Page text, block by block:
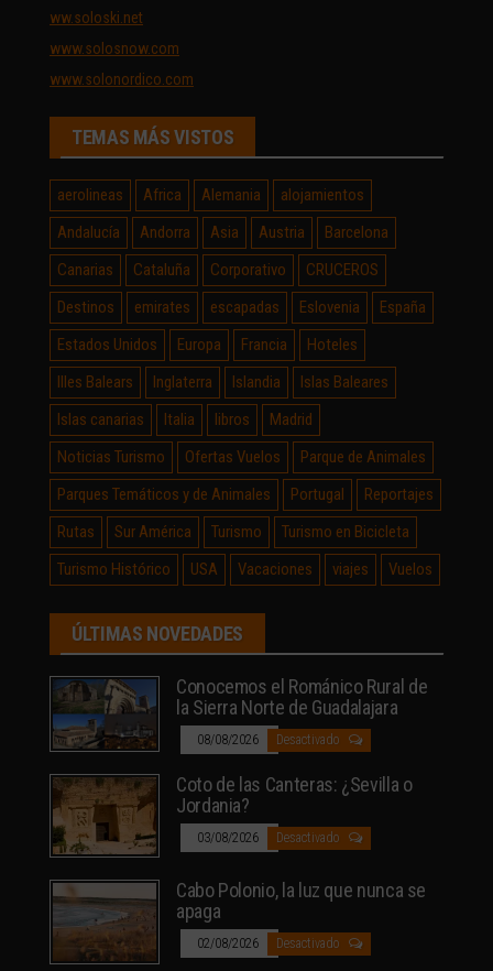
ww.soloski.net
www.solosnow.com
www.solonordico.com
TEMAS MÁS VISTOS
aerolineas Africa Alemania
alojamientos
Andalucía
Andorra Asia Austria
Barcelona
Canarias
Cataluña Corporativo
CRUCEROS
Destinos
emirates escapadas Eslovenia
España
Estados Unidos
Europa Francia
Hoteles
Illes Balears
Inglaterra Islandia
Islas Baleares
Islas canarias
Italia libros
Madrid
Noticias Turismo
Ofertas Vuelos
Parque de Animales
Parques Temáticos y de Animales
Portugal
Reportajes
Rutas
Sur América Turismo
Turismo en Bicicleta
Turismo Histórico
USA Vacaciones viajes Vuelos
ÚLTIMAS NOVEDADES
Conocemos el Románico Rural de
la Sierra Norte de Guadalajara
08/08/2026 Desactivado
Coto de las Canteras: ¿Sevilla o
Jordania?
03/08/2026 Desactivado
Cabo Polonio, la luz que nunca se
apaga
02/08/2026 Desactivado